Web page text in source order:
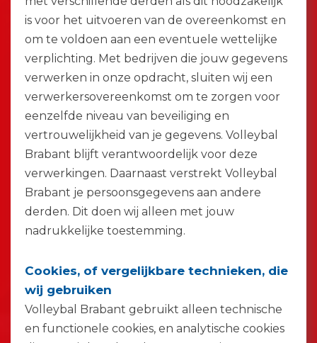
is voor het uitvoeren van de overeenkomst en
om te voldoen aan een eventuele wettelijke
verplichting. Met bedrijven die jouw gegevens
verwerken in onze opdracht, sluiten wij een
verwerkersovereenkomst om te zorgen voor
eenzelfde niveau van beveiliging en
vertrouwelijkheid van je gegevens. Volleybal
Brabant blijft verantwoordelijk voor deze
verwerkingen. Daarnaast verstrekt Volleybal
Brabant je persoonsgegevens aan andere
derden. Dit doen wij alleen met jouw
nadrukkelijke toestemming.
Cookies, of vergelijkbare technieken, die
wij gebruiken
Volleybal Brabant gebruikt alleen technische
en functionele cookies, en analytische cookies